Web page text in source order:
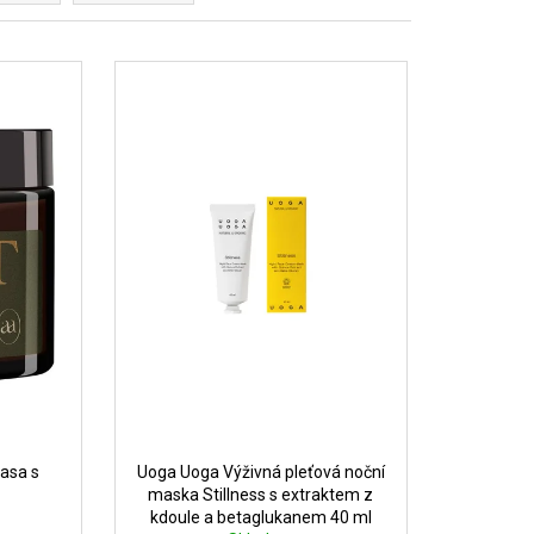
s
Uoga Uoga Výživná pleťová noční
maska Stillness s extraktem z
kdoule a betaglukanem 40 ml